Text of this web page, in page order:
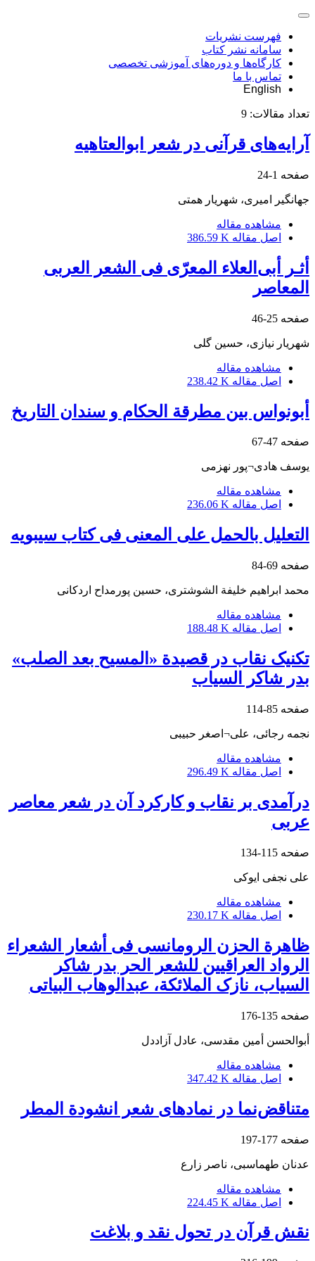
فهرست نشریات
سامانه نشر کتاب
کارگاه‌ها و دوره‌های آموزشی تخصصی
تماس با ما
English
تعداد مقالات: 9
آرایه‌های قرآنی در شعر ابوالعتاهیه
صفحه 1-24
جهانگیر امیری، شهریار همتی
مشاهده مقاله
اصل مقاله 386.59 K
أثـر أبی‌العلاء المعرّی فی الشعر العربی
المعاصر
صفحه 25-46
شهریار نیازی، حسین گلی
مشاهده مقاله
اصل مقاله 238.42 K
أبونواس بین مطرقة الحکام و سندان التاریخ
صفحه 47-67
یوسف هادی¬پور نهزمی
مشاهده مقاله
اصل مقاله 236.06 K
التعلیل بالحمل علی المعنی فی کتاب سیبویه
صفحه 69-84
محمد ابراهیم خلیفة الشوشتری، حسین پورمداح اردکانی
مشاهده مقاله
اصل مقاله 188.48 K
تکنیک نقاب در قصیدة «المسیح بعد الصلب»
بدر شاکر السیاب
صفحه 85-114
نجمه رجائی، علی¬اصغر حبیبی
مشاهده مقاله
اصل مقاله 296.49 K
درآمدی بر نقاب و کارکرد آن در شعر معاصر
عربی
صفحه 115-134
علی نجفی ایوکی
مشاهده مقاله
اصل مقاله 230.17 K
ظاهرة الحزن الرومانسی فی أشعار الشعراء
الرواد العراقیین للشعر الحر بدر شاکر
السیاب، نازک الملائکة، عبدالوهاب البیاتی
صفحه 135-176
أبوالحسن أمین مقدسی، عادل آزاددل
مشاهده مقاله
اصل مقاله 347.42 K
متناقض‌نما در نمادهای شعر انشودة المطر
صفحه 177-197
عدنان طهماسبی، ناصر زارع
مشاهده مقاله
اصل مقاله 224.45 K
نقش قرآن در تحول نقد و بلاغت